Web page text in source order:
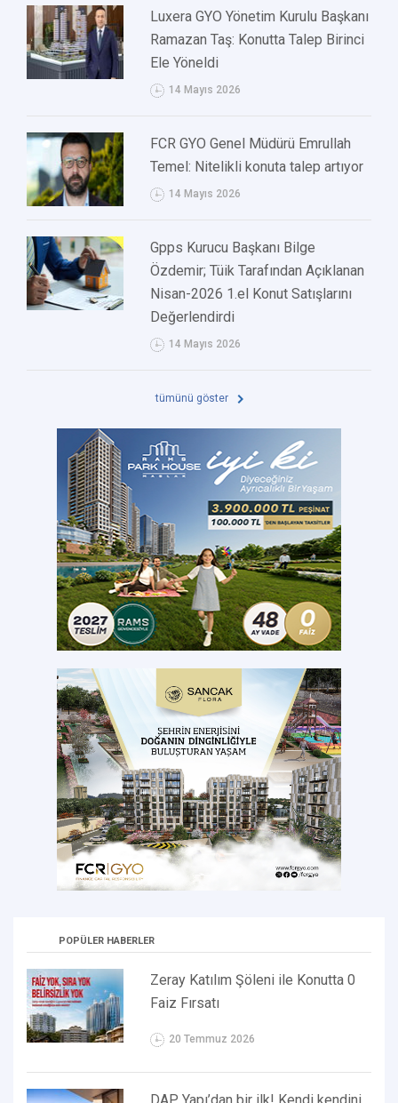
Luxera GYO Yönetim Kurulu Başkanı
Ramazan Taş: Konutta Talep Birinci
Ele Yöneldi
14 Mayıs 2026
FCR GYO Genel Müdürü Emrullah
Temel: Nitelikli konuta talep artıyor
14 Mayıs 2026
Gpps Kurucu Başkanı Bilge
Özdemir; Tüik Tarafından Açıklanan
Nisan-2026 1.el Konut Satışlarını
Değerlendirdi
14 Mayıs 2026
tümünü göster
POPÜLER HABERLER
Zeray Katılım Şöleni ile Konutta 0
Faiz Fırsatı
20 Temmuz 2026